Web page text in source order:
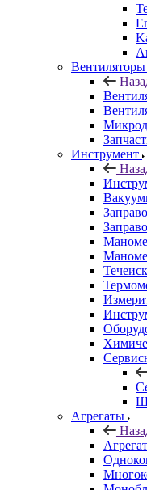
Вентиляторы
Инструмент
Агрегаты